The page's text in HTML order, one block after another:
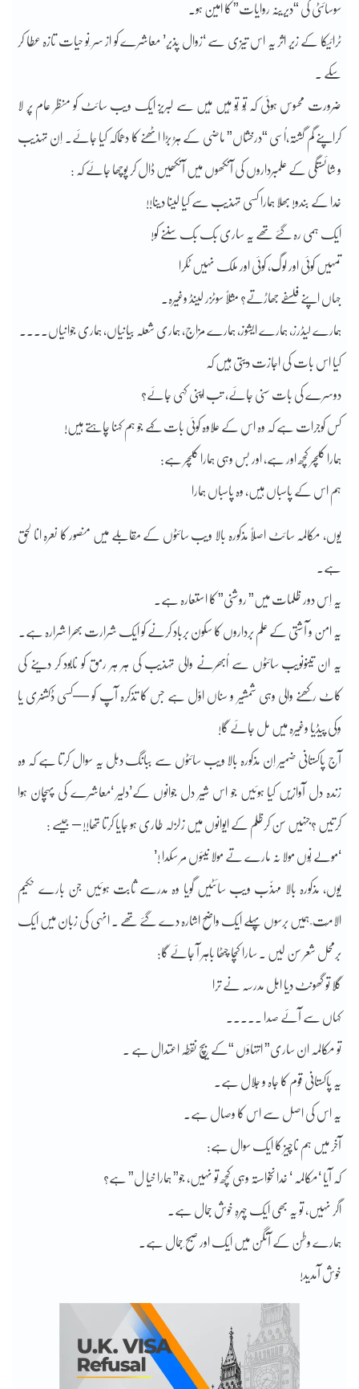
سوسائٹی کی “دیرینہ روایات” کا امین ہو۔
ٹرائیکا کے زیر اثر یہ اس تیزی سے ‘زوال پذیر’ معاشرے کو از سر ِنو حیات تازہ عطا کر
سکے ۔
ضرورت محسوس ہوئی کہ تُو تُو مَیں مَیں سے لبریز ایک ویب سائٹ کو منظر عام پر لا
کراپنے گم گشتہ،اُسی “درخشاں” ماضی کے ہڑ بڑا اٹھنے کا دھماکہ کیا جائے۔ اِن تہذیب
و شائستگی کے علمبرداروں کی آنکھوں میں آنکھیں ڈال کر پوچھا جائے کہ :
خدا کے بندو! بھلا ہمارا کسی تہذیب سے کیا لینا دینا!!
ایک ہمی رہ گئے تھے یہ ساری بک بک سننے کو!
تمہیں کوئی اور لوگ، کوئی اور ملک نہیں ٹکرا
جہاں اپنے فلسفے جھاڑتے؟ مثلاً سوٹزر لینڈ وغیرہ۔
ہمارے لیڈرز، ہمارے ایشوز، ہمارے مزاج، ہماری شعلہ بیانیاں، ہماری جوانیاں۔۔۔۔
کیا اس بات کی اجازت دیتی ہیں کہ
دوسرے کی بات سنی جائے، تب اپنی کہی جائے؟
کس کوجرات ہے کہ وہ اس کے علاوہ کوئی بات کہے جو ہم کہنا چاہتے ہیں!
ہمارا کلچر کچھ اور ہے، اور بس وہی ہمارا کلچر ہے:
ہم اس کے پاسباں ہیں، وہ پاسباں ہمارا
یوں، مکالمہ سائٹ اصلاً مذکورہ بالا ویب سائٹوں کے مقابلے میں منصور کا نعرہ انا لحق
ہے۔
یہ اِس دور ظلمات میں” روشنی” کا استعارہ ہے۔
یہ امن و آشتی کے علم برداروں کا سکون برباد کرنے کو ایک شرارت بھرا شرارہ ہے۔
یہ ان تینوںویب سائٹوں سے اُبھرنے والی تہذیب کی ہر ہر رمق کو نابود کر دینے کی
کاٹ رکھنے والی وہی شمشیر و سناں اوّل ہے جس کا تذکرہ آپ کو —کسی ڈکشنری یا
وِکی پیڈیا وغیرہ میں مل جائے گا!
آج پاکستانی ضمیر اِن مذکورہ بالا ویب سائٹوں سے ببانگ دہل یہ سوال کرتا ہے کہ وہ
زندہ دل آوازیں کیا ہوئیں جو اس شیر دل جوانوں کے’دلیر ‘معاشرے کی پہچان ہوا
کرتیں ؟جنہیں سن کرظلم کے ایوانوں میں زلزلہ طاری ہو جایا کرتا تھا!! – جیسے :
‘مولے نُوں مولا نہ مارے تے مولا نیئوں مر سکدا !’
یوں، مذکورہ بالا مہذّب ویب سائٹیں گویا وہ مدرسے ثابت ہوئیں جن بارے حکیم
الامّت ؒ ہمیں برسوں پہلے ایک واضح اشارہ دے گئے تھے ۔ انہی کی زبان میں ایک
برمحل شعر سن لیں ۔ سارا کچا چٹھا باہر آ جائے گا:
گلا تو گھونٹ دیا اہل مدرسہ نے ترا
کہاں سے آئے صدا ۔۔۔۔۔
تو مکالمہ ان ساری” انتہاؤں “کے بیچ نقطہ اعتدال ہے ۔
یہ پاکستانی قوم کا جاہ و جلال ہے۔
یہ اس کی اصل سے اس کا وصال ہے۔
آخر میں ہم ناچیز کا ایک سوال ہے:
کہ آیا ‘مکالمہ ‘ خدا نخواستہ وہی کچھ تو نہیں، جو” ہمارا خیا ل” ہے؟
اگر نہیں، تو یہ بھی ایک چہرہِ خوش جمال ہے۔
ہمارے وطن کے آنگن میں ایک اور صبح ِجمال ہے۔
خوش آمدید!